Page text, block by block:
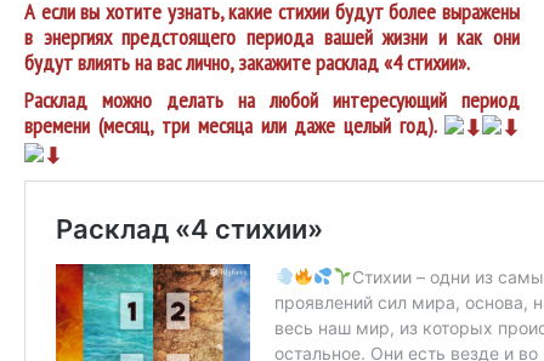
А если вы хотите узнать, какие стихии будут более выражены
в энергиях предстоящего периода вашей жизни и как они
будут влиять на вас лично, закажите расклад «4 стихии».
Расклад можно делать на любой интересующий период
времени (месяц, три месяца или даже целый год).